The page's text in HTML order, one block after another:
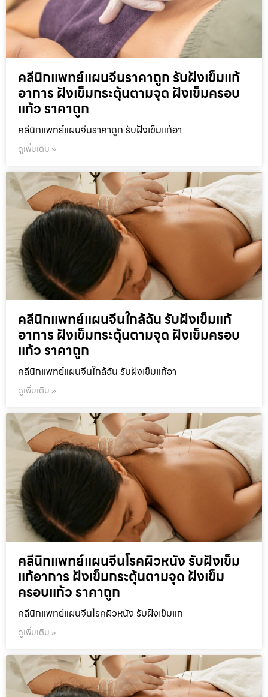
คลีนิกแพทย์แผนจีนราคาถูก รับฝังเข็มแก้
อาการ ฝังเข็มกระตุ้นตามจุด ฝังเข็มครอบ
แก้ว ราคาถูก
คลีนิกแพทย์แผนจีนราคาถูก รับฝังเข็มแก้อา
ดูเพิ่มเติม »
คลีนิกแพทย์แผนจีนใกล้ฉัน รับฝังเข็มแก้
อาการ ฝังเข็มกระตุ้นตามจุด ฝังเข็มครอบ
แก้ว ราคาถูก
คลีนิกแพทย์แผนจีนใกล้ฉัน รับฝังเข็มแก้อา
ดูเพิ่มเติม »
คลีนิกแพทย์แผนจีนโรคผิวหนัง รับฝังเข็ม
แก้อาการ ฝังเข็มกระตุ้นตามจุด ฝังเข็ม
ครอบแก้ว ราคาถูก
คลีนิกแพทย์แผนจีนโรคผิวหนัง รับฝังเข็มแก
ดูเพิ่มเติม »